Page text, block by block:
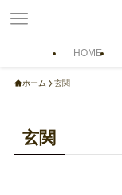
自然素材の家
HOME
ホーム 玄関
玄関